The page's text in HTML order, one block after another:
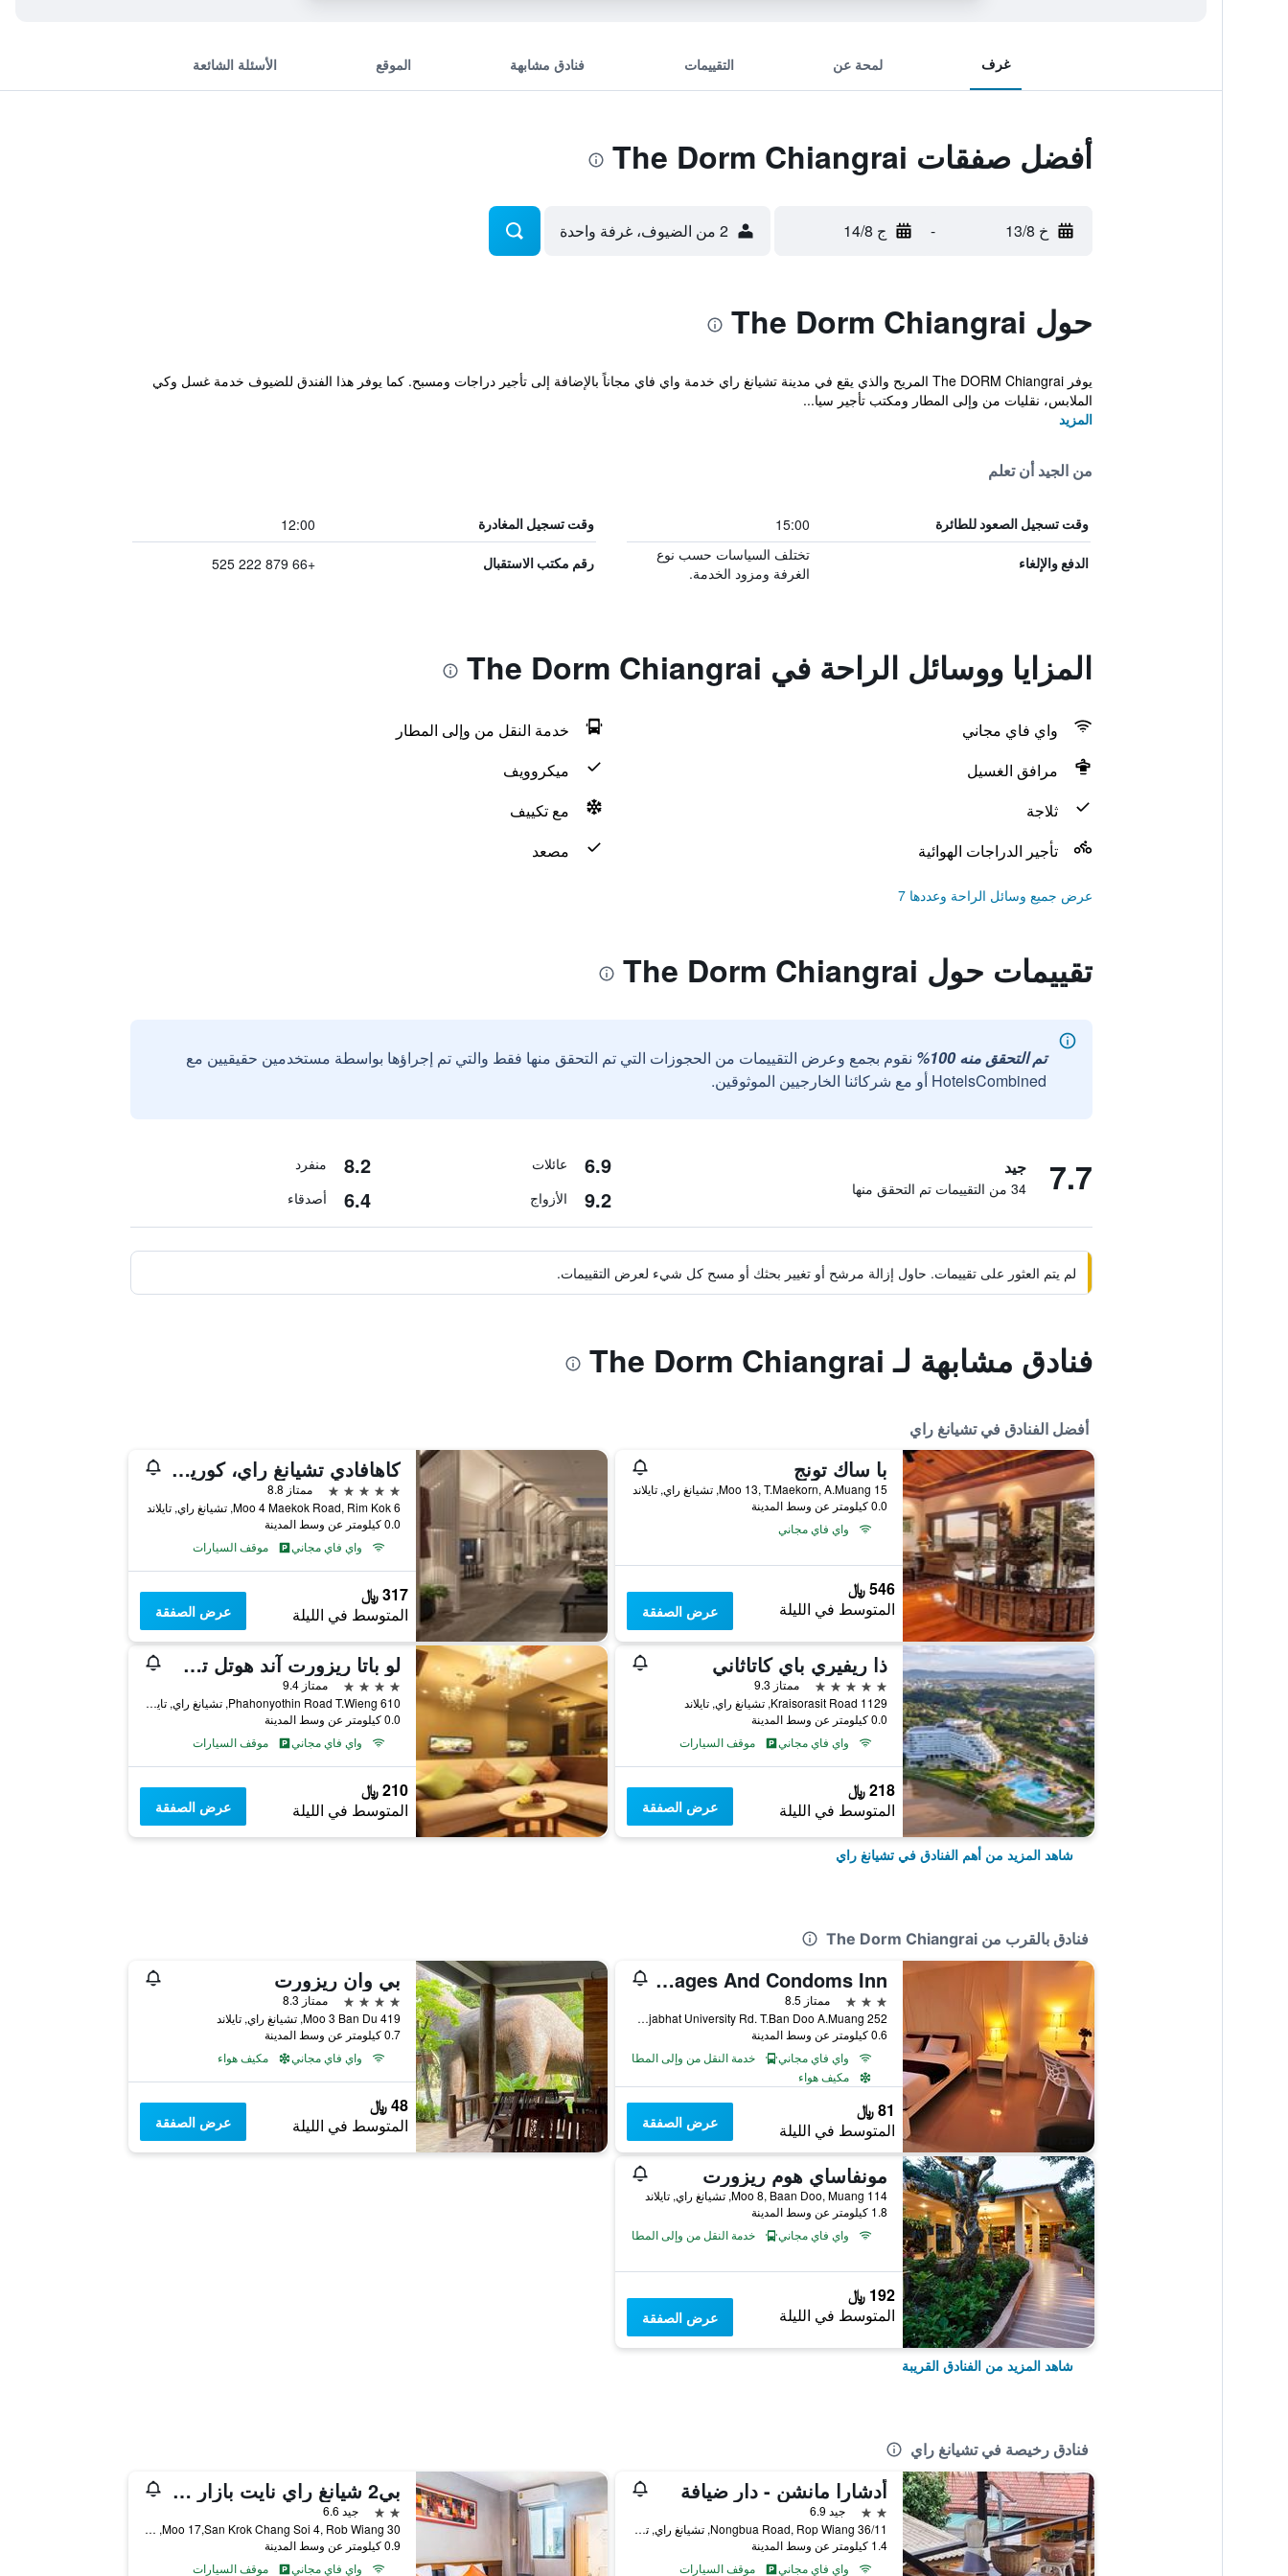
غرف لمحة عن التقييمات فنادق مشابهة الموقع الأسئلة الشائعة
أفضل صفقات The Dorm Chiangrai
خ 13/8 - ج 14/8 2 من الضيوف، غرفة واحدة
حول The Dorm Chiangrai
يوفر The DORM Chiangrai المريح والذي يقع في مدينة تشيانغ راي خدمة واي فاي مجاناً بالإضافة إلى تأجير دراجات ومسبح. كما يوفر هذا الفندق للضيوف خدمة غسل وكي
الملابس، نقليات من وإلى المطار ومكتب تأجير سيا...
المزيد
من الجيد أن تعلم
وقت تسجيل الصعود للطائرة 15:00 وقت تسجيل المغادرة 12:00
الدفع والإلغاء
تختلف السياسات حسب نوع
الغرفة ومزود الخدمة.
رقم مكتب الاستقبال +66 879 222 525
المزايا ووسائل الراحة في The Dorm Chiangrai
واي فاي مجاني
خدمة النقل من وإلى المطار
مرافق الغسيل
ميكروويف
ثلاجة
مع تكييف
تأجير الدراجات الهوائية
مصعد
عرض جميع وسائل الراحة وعددها 7
تقييمات حول The Dorm Chiangrai
تم التحقق منه 100%
نقوم بجمع وعرض التقييمات من الحجوزات التي تم التحقق منها فقط والتي تم إجراؤها بواسطة مستخدمين حقيقيين مع
HotelsCombined أو مع شركائنا الخارجيين الموثوقين.
7.7 جيد
34 من التقييمات تم التحقق منها
6.9 عائلات 8.2 منفرد
9.2 الأزواج 6.4 أصدقاء
لم يتم العثور على تقييمات. حاول إزالة مرشح أو تغيير بحثك أو مسح كل شيء لعرض التقييمات.
فنادق مشابهة لـ The Dorm Chiangrai
أفضل الفنادق في تشيانغ راي
با ساك تونج
15 Moo 13, T.Maekorn, A.Muang, تشيانغ راي, تايلاند
0.0 كيلومتر عن وسط المدينة
واي فاي مجاني
546 ﷼
المتوسط في الليلة عرض الصفقة
كاهافادي تشيانغ راي، كوريو كوليكشن باي هيلتون
5 نجوم
ممتاز 8.8
6 Moo 4 Maekok Road, Rim Kok, تشيانغ راي, تايلاند
0.0 كيلومتر عن وسط المدينة
واي فاي مجاني
موقف السيارات
317 ﷼
المتوسط في الليلة عرض الصفقة
ذا ريفيري باي كاتاثاني
5 نجوم
ممتاز 9.3
1129 Kraisorasit Road, تشيانغ راي, تايلاند
0.0 كيلومتر عن وسط المدينة
واي فاي مجاني
موقف السيارات
218 ﷼
المتوسط في الليلة عرض الصفقة
لو باتا ريزورت آند هوتل تشيانغ راي
4 نجوم
ممتاز 9.4
610 Phahonyothin Road T.Wieng, تشيانغ راي, تايلاند
0.0 كيلومتر عن وسط المدينة
واي فاي مجاني
موقف السيارات
210 ﷼
المتوسط في الليلة عرض الصفقة
شاهد المزيد من أهم الفنادق في تشيانغ راي
فنادق بالقرب من The Dorm Chiangrai
Cabbages And Condoms Inn
3 نجوم
ممتاز 8.5
252 M.4 Chiang Rai Rajabhat University Rd. T.Ban Doo A.Muang, تشيانغ راي, تايلاند
0.6 كيلومتر عن وسط المدينة
واي فاي مجاني
خدمة النقل من وإلى المطار
مكيف هواء
81 ﷼
المتوسط في الليلة عرض الصفقة
بي وان ريزورت
4 نجوم
ممتاز 8.3
419 Moo 3 Ban Du, تشيانغ راي, تايلاند
0.7 كيلومتر عن وسط المدينة
واي فاي مجاني
مكيف هواء
48 ﷼
المتوسط في الليلة عرض الصفقة
مونفاساي هوم ريزورت
114 Moo 8, Baan Doo, Muang, تشيانغ راي, تايلاند
1.8 كيلومتر عن وسط المدينة
واي فاي مجاني
خدمة النقل من وإلى المطار
192 ﷼
المتوسط في الليلة عرض الصفقة
شاهد المزيد من الفنادق القريبة
فنادق رخيصة في تشيانغ راي
أدشارا مانشن - دار ضيافة
2 نجمتين
جيد 6.9
36/11 Nongbua Road, Rop Wiang, تشيانغ راي, تايلاند
1.4 كيلومتر عن وسط المدينة
واي فاي مجاني
موقف السيارات
بي2 شيانغ راي نايت بازار بوتيك آند بدجيت هوتل
2 نجمتين
جيد 6.6
30 Moo 17,San Krok Chang Soi 4, Rob Wiang, تشيانغ راي, تايلاند
0.9 كيلومتر عن وسط المدينة
واي فاي مجاني
موقف السيارات